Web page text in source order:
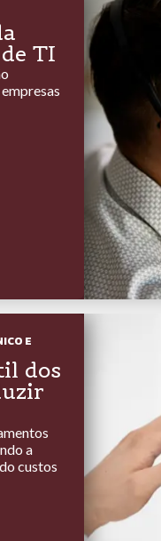
TI
E
dos
a
custos